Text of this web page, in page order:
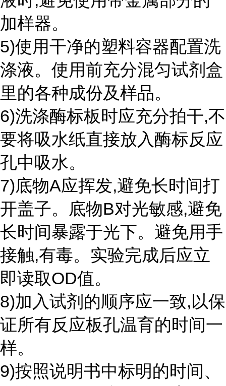
加样器。
5)使用干净的塑料容器配置洗
涤液。使用前充分混匀试剂盒
里的各种成份及样品。
6)洗涤酶标板时应充分拍干,不
要将吸水纸直接放入酶标反应
孔中吸水。
7)底物A应挥发,避免长时间打
开盖子。底物B对光敏感,避免
长时间暴露于光下。避免用手
接触,有毒。实验完成后应立
即读取OD值。
8)加入试剂的顺序应一致,以保
证所有反应板孔温育的时间一
样。
9)按照说明书中标明的时间、